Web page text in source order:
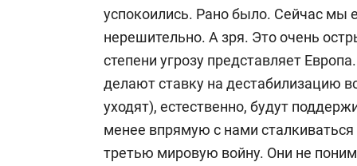
успокоились. Рано было. Сейчас мы
нерешительно. А зря. Это очень
степени угрозу представляет
делают ставку на дестабилизацию
уходят), естественно, будут
менее впрямую с нами
третью мировую войну. Они не